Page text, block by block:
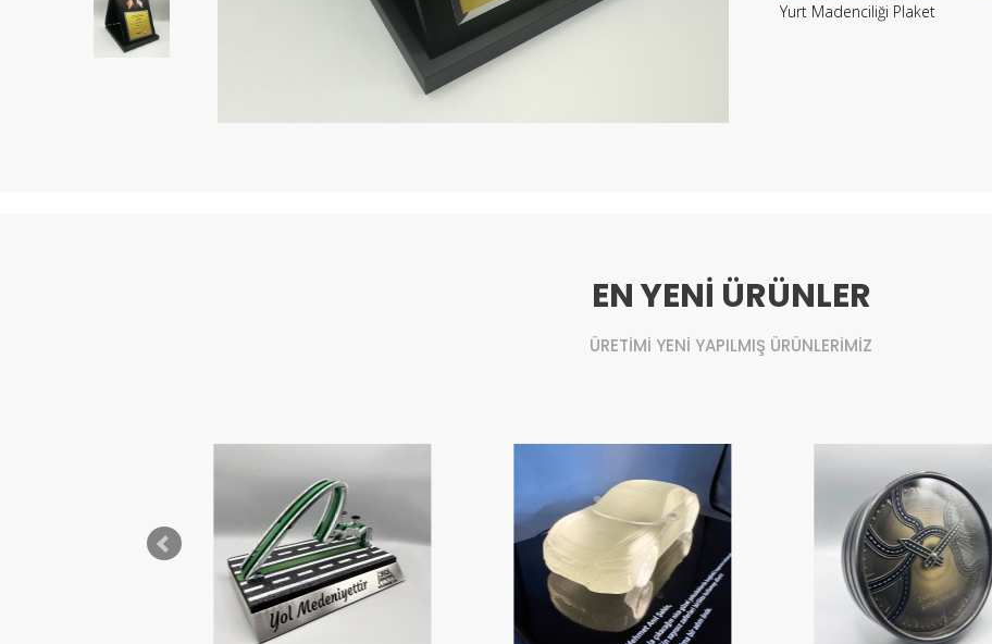
Yurt Madenciliği Plaket
EN YENİ ÜRÜNLER
ÜRETİMİ YENİ YAPILMIŞ ÜRÜNLERİMİZ